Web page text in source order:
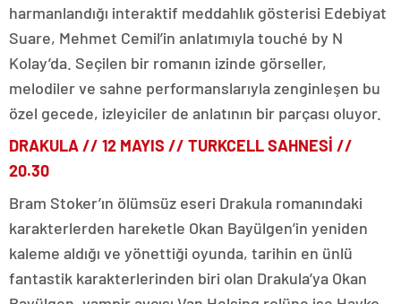
harmanlandığı interaktif meddahlık gösterisi Edebiyat
Suare, Mehmet Cemil’in anlatımıyla touché by N
Kolay’da. Seçilen bir romanın izinde görseller,
melodiler ve sahne performanslarıyla zenginleşen bu
özel gecede, izleyiciler de anlatının bir parçası oluyor.
DRAKULA // 12 MAYIS // TURKCELL SAHNESİ //
20.30
Bram Stoker’ın ölümsüz eseri Drakula romanındaki
karakterlerden hareketle Okan Bayülgen’in yeniden
kaleme aldığı ve yönettiği oyunda, tarihin en ünlü
fantastik karakterlerinden biri olan Drakula’ya Okan